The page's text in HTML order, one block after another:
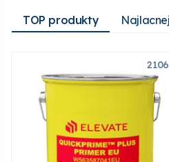
TOP produkty